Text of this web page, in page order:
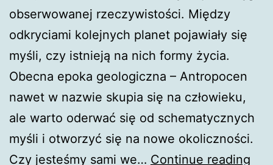
obserwowanej rzeczywistości. Między
odkryciami kolejnych planet pojawiały się
myśli, czy istnieją na nich formy życia.
Obecna epoka geologiczna – Antropocen
nawet w nazwie skupia się na człowieku,
ale warto oderwać się od schematycznych
myśli i otworzyć się na nowe okoliczności.
Czy jesteśmy sami we… Continue reading